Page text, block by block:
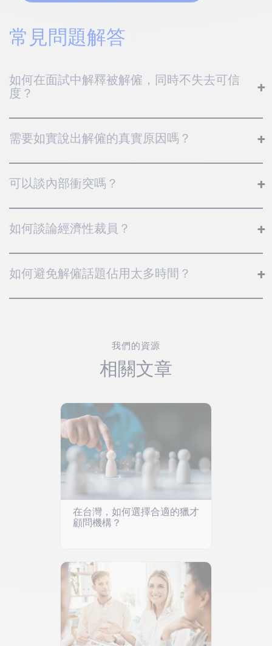
常見問題解答
如何在面試中解釋被解僱，同時不失去可信
度？
需要如實說出解僱的真實原因嗎？
可以談內部衝突嗎？
如何談論經濟性裁員？
如何避免解僱話題佔用太多時間？
我們的資源
相關文章
在台灣，如何選擇合適的獵才
顧問機構？